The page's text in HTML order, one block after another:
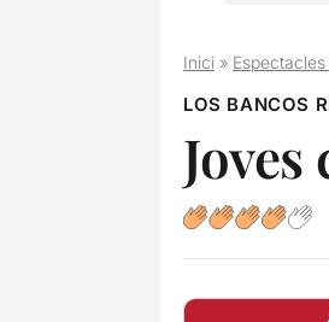
Inici»
LOS BANCOS